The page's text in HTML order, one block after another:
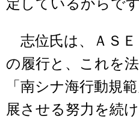
定しているからです
志位氏は、ＡＳＥ
の履行と、これを
「南シナ海行動規
展させる努力を続